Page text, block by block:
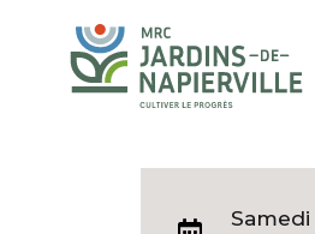
Samedi